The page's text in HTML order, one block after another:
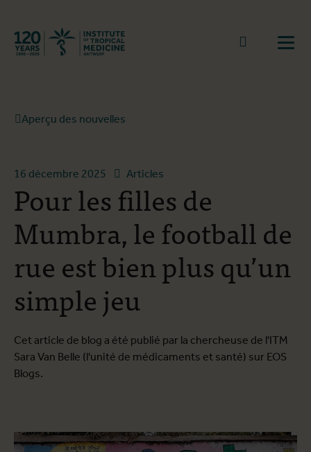
Retourner à la page d'accueil
go to
Aperçu des nouvelles
16 décembre 2025 Articles
Pour les filles de
Mumbra, le football de
rue est bien plus qu’un
simple jeu
Cet article de blog a été publié par la chercheuse de l'ITM
Sara Van Belle (l'unité de médicaments et santé) sur EOS
Blogs.